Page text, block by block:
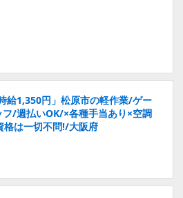
給1,350円」松原市の軽作業/ゲー
/週払いOK/×各種手当あり×空調
格は一切不問!/大阪府